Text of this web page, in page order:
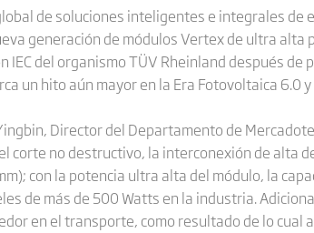
de soluciones inteligentes e integrales de
generación de módulos Vertex de ultra alta
IEC del organismo TÜV Rheinland después
un hito aún mayor en la Era Fotovoltaica
Director del Departamento de
corte no destructivo, la interconexión de alta
con la potencia ultra alta del módulo, la
de más de 500 Watts en la industria.
en el transporte, como resultado de lo cual